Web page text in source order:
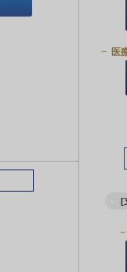
医
[